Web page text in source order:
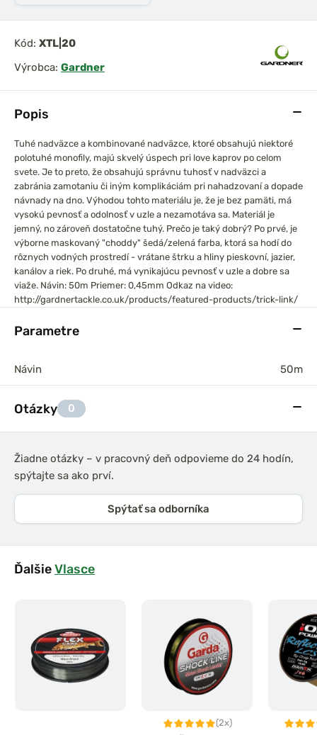
Popis
Tuhé nadväzce a kombinované nadväzce, ktoré obsahujú niektoré
polotuhé monofily, majú skvelý úspech pri love kaprov po celom
svete. Je to preto, že obsahujú správnu tuhosť v nadväzci a
zabránia zamotaniu či iným komplikáciám pri nahadzovaní a dopade
návnady na dno. Výhodou tohto materiálu je, že je bez pamäti, má
vysokú pevnosť a odolnosť v uzle a nezamotáva sa. Materiál je
jemný, no zároveň dostatočne tuhý. Prečo je taký dobrý? Po prvé, je
výborne maskovaný "choddy" šedá/zelená farba, ktorá sa hodí do
rôznych vodných prostredí - vrátane štrku a hliny pieskovní, jazier,
kanálov a riek. Po druhé, má vynikajúcu pevnosť v uzle a dobre sa
viaže. Návin: 50m Priemer: 0,45mm Odkaz na video:
http://gardnertackle.co.uk/products/featured-products/trick-link/
Parametre
Návin 50m
Otázky 0
Žiadne otázky – v pracovný deň odpovieme do 24 hodín,
spýtajte sa ako prví.
Spýtať sa odborníka
ĎalšieVlasce
(2x)
Kód: XTL|20
Výrobca: Gardner